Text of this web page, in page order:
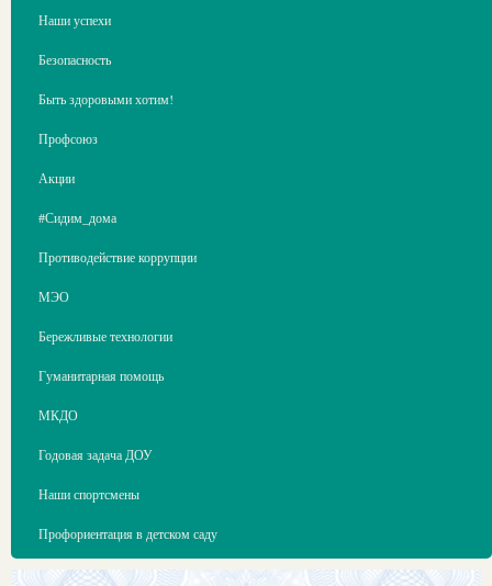
Наши успехи
Безопасность
Быть здоровыми хотим!
Профсоюз
Акции
#Сидим_дома
Противодействие коррупции
МЭО
Бережливые технологии
Гуманитарная помощь
МКДО
Годовая задача ДОУ
Наши спортсмены
Профориентация в детском саду